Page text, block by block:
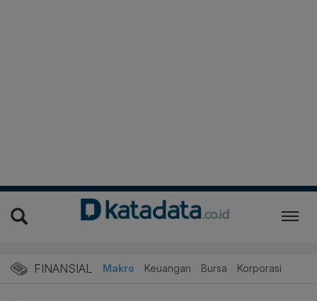
FINANSIAL Makro Keuangan Bursa Korporasi